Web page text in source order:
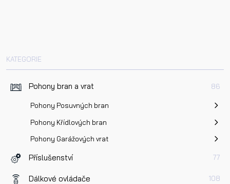
KATEGORIE
Pohony bran a vrat 86
Pohony Posuvných bran
Pohony Křídlových bran
Pohony Garážových vrat
Příslušenství 77
Dálkové ovládače 108